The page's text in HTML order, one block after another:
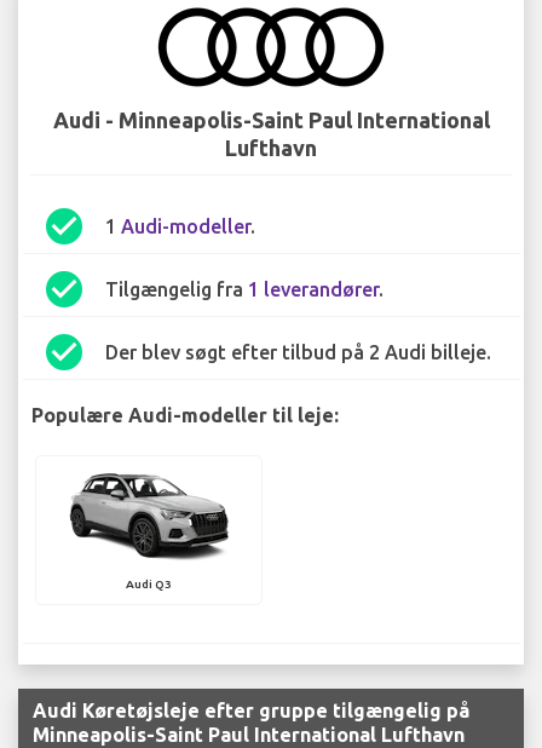
Audi - Minneapolis-Saint Paul International
Lufthavn
check_circle 1 Audi-modeller.
check_circle Tilgængelig fra 1 leverandører.
check_circle Der blev søgt efter tilbud på 2 Audi billeje.
Populære Audi-modeller til leje:
Audi Q3
Audi Køretøjsleje efter gruppe tilgængelig på
Minneapolis-Saint Paul International Lufthavn